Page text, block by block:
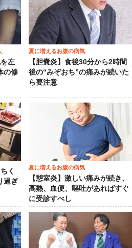
左
の修
夏に増えるお腹の病気
【胆嚢炎】食後30分から2時間
後の“みぞおち”の痛みが続いた
ら要注意
く
過ぎ
夏に増えるお腹の病気
【憩室炎】激しい痛みが続き、
高熱、血便、嘔吐があればすぐ
に受診すべし